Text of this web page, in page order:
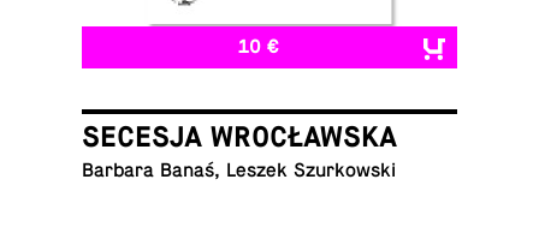
10 €
SECESJA WROCŁAWSKA
Barbara Banaś, Leszek Szurkowski